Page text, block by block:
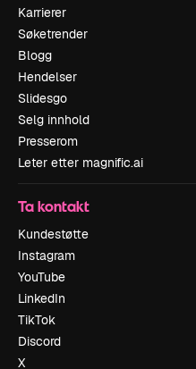
Karrierer
Søketrender
Blogg
Hendelser
Slidesgo
Selg innhold
Presserom
Leter etter magnific.ai
Ta kontakt
Kundestøtte
Instagram
YouTube
LinkedIn
TikTok
Discord
X